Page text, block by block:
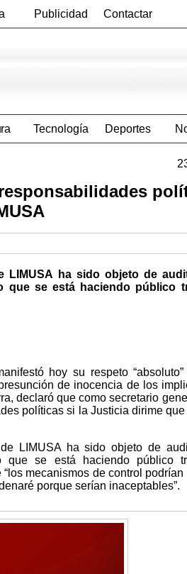
Publicidad Contactar
Tecnología Deportes
ha sido objeto de
que se está haciendo público
hoy su respeto
de inocencia de los
declaró que como secretario
políticas si la Justicia dirime
LIMUSA ha sido objeto de
que se está haciendo público
mecanismos de control podrían
porque serían inaceptables”.